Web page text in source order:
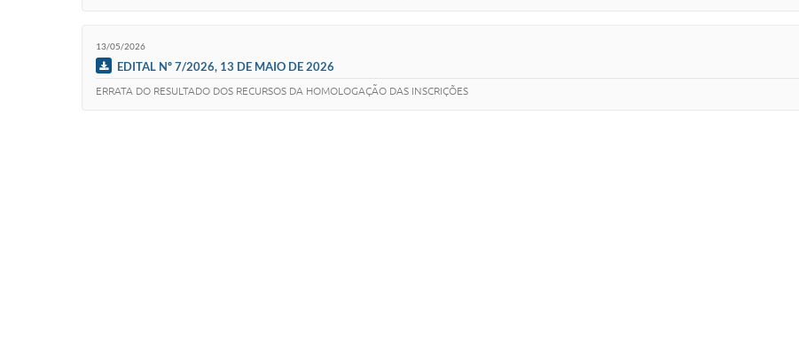
13/05/2026
EDITAL Nº 7/2026, 13 DE MAIO DE 2026
ERRATA DO RESULTADO DOS RECURSOS DA HOMOLOGAÇÃO DAS INSCRIÇÕES